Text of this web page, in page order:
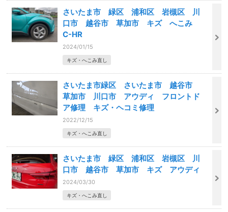
さいたま市 緑区 浦和区 岩槻区 川
口市 越谷市 草加市 キズ へこみ
C-HR
2024/01/15
キズ・へこみ直し
さいたま市緑区 さいたま市 越谷市
草加市 川口市 アウディ フロントド
ア修理 キズ・ヘコミ修理
2022/12/15
キズ・へこみ直し
さいたま市 緑区 浦和区 岩槻区 川
口市 越谷市 草加市 キズ アウディ
2024/03/30
キズ・へこみ直し